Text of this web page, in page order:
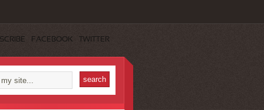
FACEBOOK TWITTER